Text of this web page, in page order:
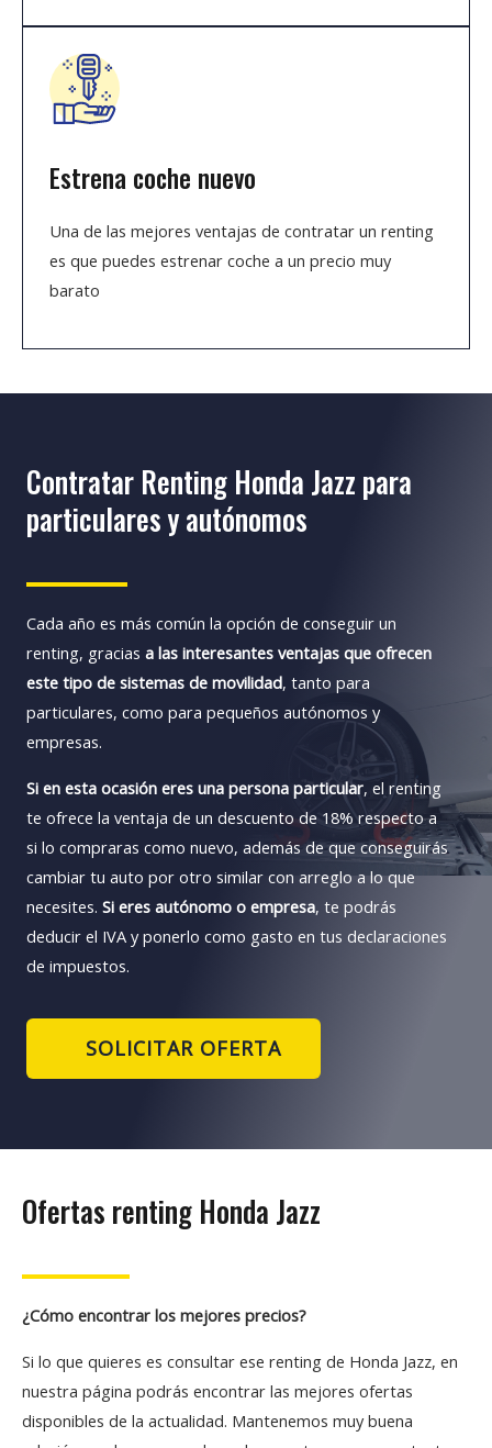
Estrena coche nuevo
Una de las mejores ventajas de contratar un renting
es que puedes estrenar coche a un precio muy
barato
Contratar Renting Honda Jazz para
particulares y autónomos
Cada año es más común la opción de conseguir un
renting, gracias a las interesantes ventajas que ofrecen
este tipo de sistemas de movilidad, tanto para
particulares, como para pequeños autónomos y
empresas.
Si en esta ocasión eres una persona particular, el renting
te ofrece la ventaja de un descuento de 18% respecto a
si lo compraras como nuevo, además de que conseguirás
cambiar tu auto por otro similar con arreglo a lo que
necesites. Si eres autónomo o empresa, te podrás
deducir el IVA y ponerlo como gasto en tus declaraciones
de impuestos.
SOLICITAR OFERTA
Ofertas renting Honda Jazz
¿Cómo encontrar los mejores precios?
Si lo que quieres es consultar ese renting de Honda Jazz, en
nuestra página podrás encontrar las mejores ofertas
disponibles de la actualidad. Mantenemos muy buena